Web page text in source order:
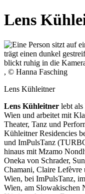
Lens
, © Hanna Fasching
Lens Kühleitner
Lens Kühleitner lebt
Wien und arbeitet mit
Theater, Tanz und
Kühleitner Residencies
und ImPulsTanz
hinaus mit Mzamo
Oneka von Schrader,
Chamani, Claire Lefèvre
Wien, bei ImPulsTanz,
Wien, am Slowakischen